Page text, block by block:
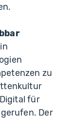
zu
für
Der